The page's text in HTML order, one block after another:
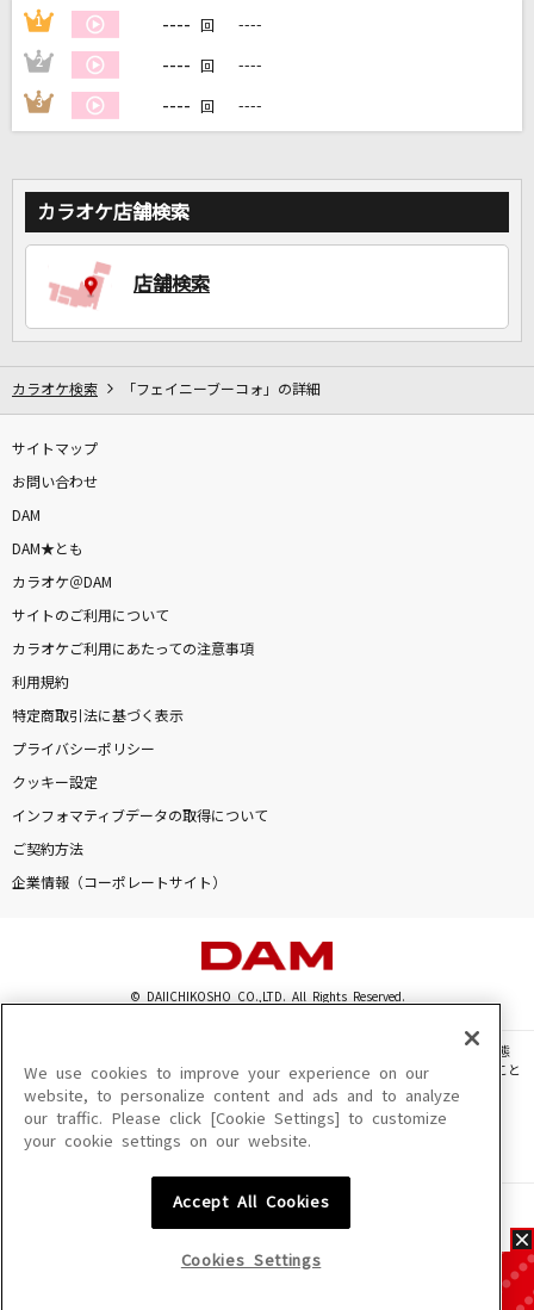
未完成婚姻論
Dannie May
もっと見る
DAMの新曲・ランキングなど
1 ---- 回 ----
2 ---- 回 ----
3 ---- 回 ----
カラオケ店舗検索
店舗検索
カラオケ検索 「フェイニーブーコォ」の詳細
サイトマップ
お問い合わせ
DAM
DAM★とも
カラオケ＠DAM
サイトのご利用について
カラオケご利用にあたっての注意事項
利用規約
特定商取引法に基づく表示
プライバシーポリシー
クッキー設定
インフォマティブデータの取得について
ご契約方法
企業情報（コーポレートサイト）
© DAIICHIKOSHO CO.,LTD. All Rights Reserved.
このサイトに掲載されている一切の文章・画像・写真・動画・音声等を、手段や形態
を問わず、著作権法の定める範囲を超えて無断で複製、転載、ファイル化などすること
を禁じます。
楽曲及びコンテンツは、機種によりご利用いただけない場合があります。
楽曲及びコンテンツの配信日、配信内容が変更になる場合があります。
We use cookies to improve your experience on our
website, to personalize content and ads and to analyze
our traffic. Please click [Cookie Settings] to customize
your cookie settings on our website.
Accept All Cookies
Cookies Settings